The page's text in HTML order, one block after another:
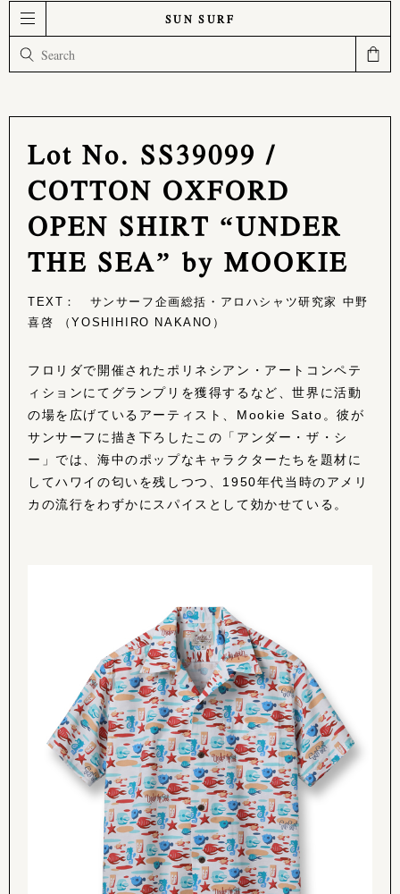
SUN SURF
Lot No. SS39099 /
COTTON OXFORD
OPEN SHIRT “UNDER
THE SEA” by MOOKIE
TEXT： サンサーフ企画総括・アロハシャツ研究家 中野
喜啓 （YOSHIHIRO NAKANO）
フロリダで開催されたポリネシアン・アートコンペテ
ィションにてグランプリを獲得するなど、世界に活動
の場を広げているアーティスト、Mookie Sato。彼が
サンサーフに描き下ろしたこの「アンダー・ザ・シ
ー」では、海中のポップなキャラクターたちを題材に
してハワイの匂いを残しつつ、1950年代当時のアメリ
カの流行をわずかにスパイスとして効かせている。